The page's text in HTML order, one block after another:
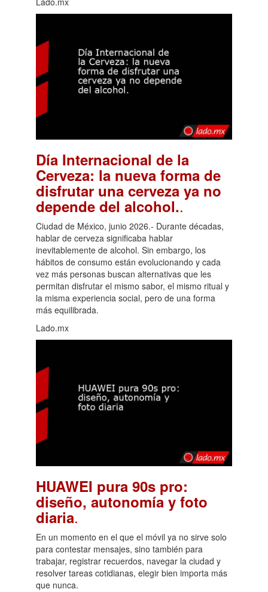
Día Internacional de la
Cerveza: la nueva forma de
disfrutar una cerveza ya no
depende del alcohol..
Ciudad de México, junio 2026.- Durante décadas,
hablar de cerveza significaba hablar
inevitablemente de alcohol. Sin embargo, los
hábitos de consumo están evolucionando y cada
vez más personas buscan alternativas que les
permitan disfrutar el mismo sabor, el mismo ritual y
la misma experiencia social, pero de una forma
más equilibrada.
Lado.mx
HUAWEI pura 90s pro:
diseño, autonomía y foto
diaria.
En un momento en el que el móvil ya no sirve solo
para contestar mensajes, sino también para
trabajar, registrar recuerdos, navegar la ciudad y
resolver tareas cotidianas, elegir bien importa más
que nunca.